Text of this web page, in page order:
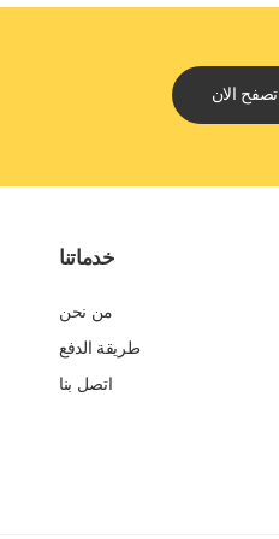
تصفح الان
خدماتنا
من نحن
طريقة الدفع
اتصل بنا